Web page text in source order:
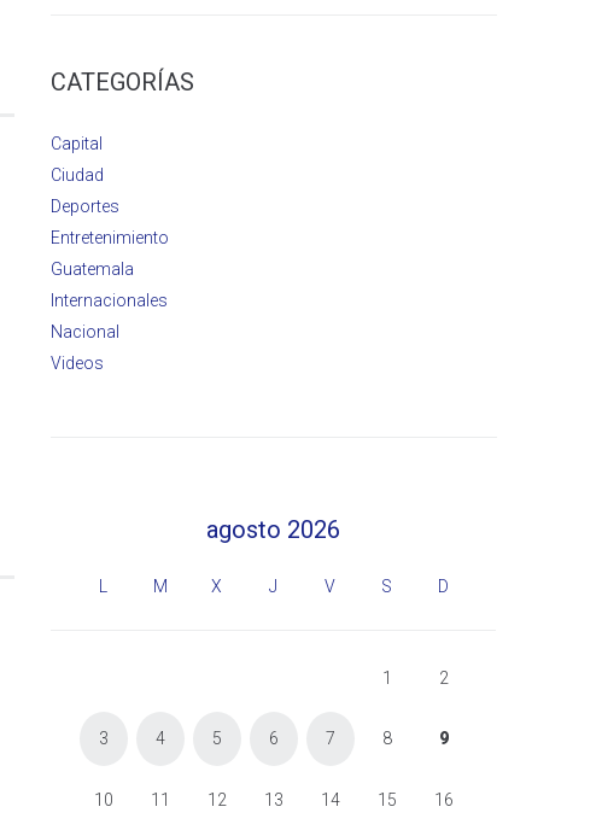
CATEGORÍAS
Capital
Ciudad
Deportes
Entretenimiento
Guatemala
Internacionales
Nacional
Videos
agosto 2026
M X J V S D
1 2
3 4 5 6 7 8 9
10 11 12 13 14 15 16